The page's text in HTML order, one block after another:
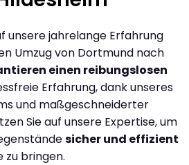
unsere jahrelange Erfahrung
Umzug von Dortmund nach
einen reibungslosen
Erfahrung, dank unseres
und maßgeschneiderter
Sie auf unsere Expertise, um
sicher und effizient
zu bringen.